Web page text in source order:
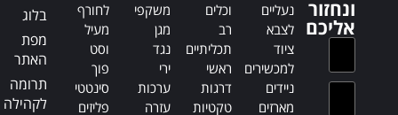
v
ונחזור
אליכם
נעליים
לצבא
ציוד
למכשירים
ניידים
מארזים
וכלים
רב
תכליתיים
ראשי
דרגות
טקטיות
משקפי
מגן
נגד
ירי
ערכות
עזרה
לחורף
מעיל
וסט
פוך
סינטטי
פליזים
בלוג
מפת
האתר
תרומה
לקהילה